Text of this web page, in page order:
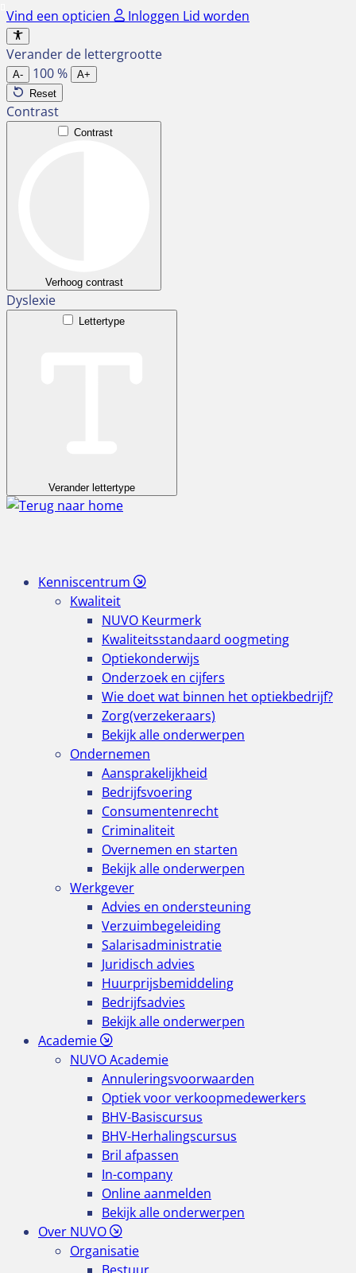
Ga
naar
de
inhoud
Vind een opticien Inloggen Lid worden
Verander de lettergrootte
A- 100%
A+
Reset
Contrast
Contrast
Verhoog contrast
Dyslexie
Lettertype
Verander lettertype
Kenniscentrum
Kwaliteit
NUVO Keurmerk
Kwaliteitsstandaard oogmeting
Optiekonderwijs
Onderzoek en cijfers
Wie doet wat binnen het optiekbedrijf?
Zorg(verzekeraars)
Bekijk alle onderwerpen
Ondernemen
Aansprakelijkheid
Bedrijfsvoering
Consumentenrecht
Criminaliteit
Overnemen en starten
Bekijk alle onderwerpen
Werkgever
Advies en ondersteuning
Verzuimbegeleiding
Salarisadministratie
Juridisch advies
Huurprijsbemiddeling
Bedrijfsadvies
Bekijk alle onderwerpen
Academie
NUVO Academie
Annuleringsvoorwaarden
Optiek voor verkoopmedewerkers
BHV-Basiscursus
BHV-Herhalingscursus
Bril afpassen
In-company
Online aanmelden
Bekijk alle onderwerpen
Over NUVO
Organisatie